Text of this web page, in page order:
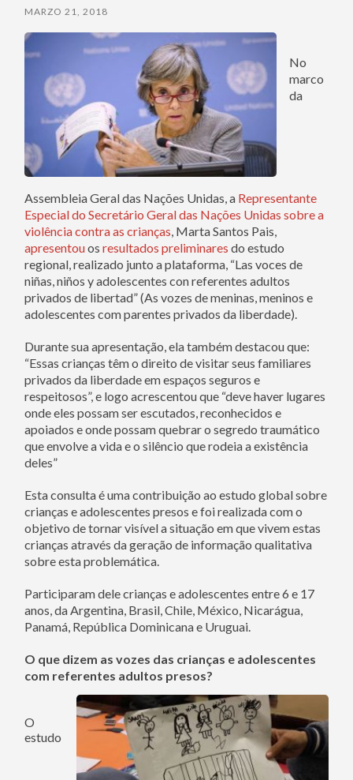
MARZO 21, 2018
No
marco
da
Assembleia Geral das Nações Unidas, a Representante
Especial do Secretário Geral das Nações Unidas sobre a
violência contra as crianças, Marta Santos Pais,
apresentouosresultados preliminares do estudo
regional, realizado junto a plataforma, “Las voces de
niñas, niños y adolescentes con referentes adultos
privados de libertad” (As vozes de meninas, meninos e
adolescentes com parentes privados da liberdade).
Durante sua apresentação, ela também destacou que:
“Essas crianças têm o direito de visitar seus familiares
privados da liberdade em espaços seguros e
respeitosos”, e logo acrescentou que “deve haver lugares
onde eles possam ser escutados, reconhecidos e
apoiados e onde possam quebrar o segredo traumático
que envolve a vida e o silêncio que rodeia a existência
deles”
Esta consulta é uma contribuição ao estudo global sobre
crianças e adolescentes presos e foi realizada com o
objetivo de tornar visível a situação em que vivem estas
crianças através da geração de informação qualitativa
sobre esta problemática.
Participaram dele crianças e adolescentes entre 6 e 17
anos, da Argentina, Brasil, Chile, México, Nicarágua,
Panamá, República Dominicana e Uruguai.
O que dizem as vozes das crianças e adolescentes
com referentes adultos presos?
O
estudo